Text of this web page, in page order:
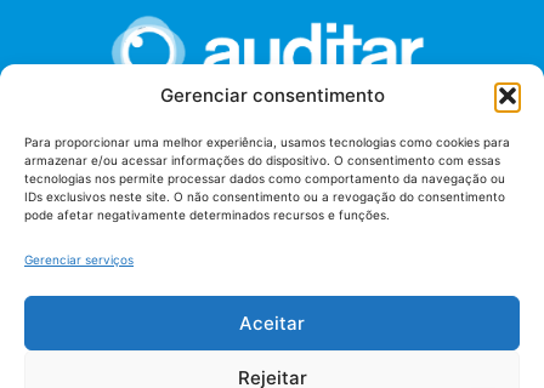
Gerenciar consentimento
Para proporcionar uma melhor experiência, usamos tecnologias como cookies para
armazenar e/ou acessar informações do dispositivo. O consentimento com essas
tecnologias nos permite processar dados como comportamento da navegação ou
IDs exclusivos neste site. O não consentimento ou a revogação do consentimento
pode afetar negativamente determinados recursos e funções.
Gerenciar serviços
Aceitar
Rejeitar
União dos Auditores Federais de Controle Externo -
AUDITAR
Setor de Administração Federal Sul (SAF/Sul), Qd. 04, Lt. 01
Tribunal de Contas da União (TCU), Subsolo, Sala S04
Telefone: (61)3527-7292
Termos de uso